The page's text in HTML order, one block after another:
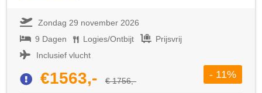
Zondag 29 november 2026
9 Dagen
Logies/Ontbijt
Prijsvrij
Inclusief vlucht
€1563,- € 1756,-
- 11%